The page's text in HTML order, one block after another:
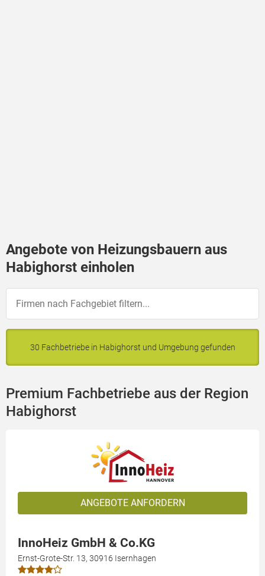
Angebote von Heizungsbauern aus
Habighorst einholen
30 Fachbetriebe in Habighorst und Umgebung gefunden
Premium Fachbetriebe aus der Region
Habighorst
ANGEBOTE ANFORDERN
InnoHeiz GmbH & Co.KG
Ernst-Grote-Str. 13, 30916 Isernhagen